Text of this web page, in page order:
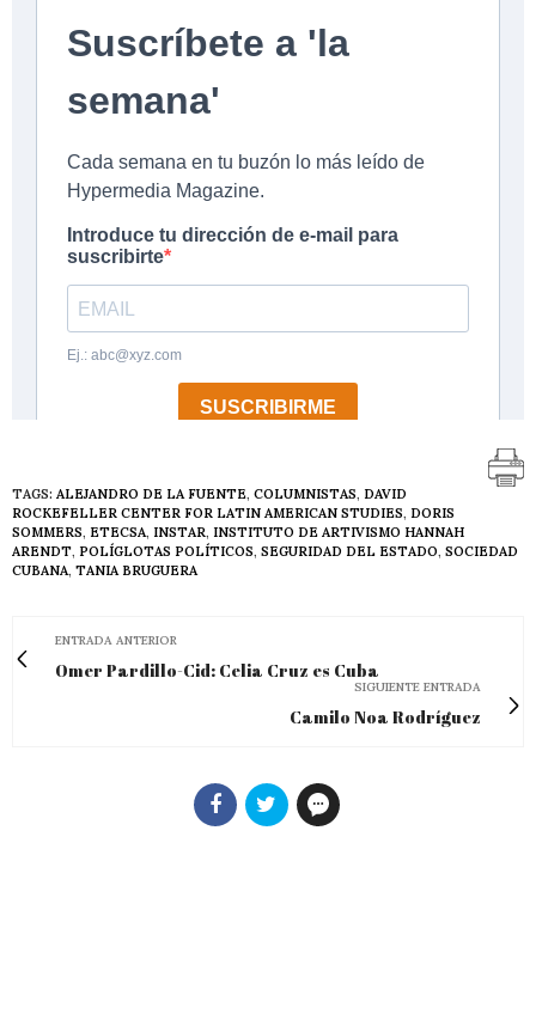
TAGS: ALEJANDRO DE LA FUENTE, COLUMNISTAS, DAVID
ROCKEFELLER CENTER FOR LATIN AMERICAN STUDIES, DORIS
SOMMERS, ETECSA, INSTAR, INSTITUTO DE ARTIVISMO HANNAH
ARENDT, POLÍGLOTAS POLÍTICOS, SEGURIDAD DEL ESTADO, SOCIEDAD
CUBANA, TANIA BRUGUERA
ENTRADA ANTERIOR
Omer Pardillo-Cid: Celia Cruz es Cuba
SIGUIENTE ENTRADA
Camilo Noa Rodríguez